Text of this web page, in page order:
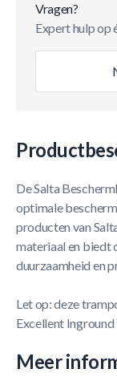
Vragen?
Expert hulp op
De Salta
optimale
producten van
materiaal en biedt
duurzaamheid en
Let op: deze
Excellent
Meer